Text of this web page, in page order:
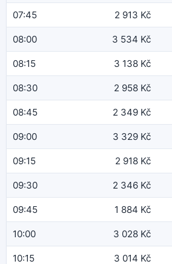
07:45 2 913 Kč
08:00 3 534 Kč
08:15 3 138 Kč
08:30 2 958 Kč
08:45 2 349 Kč
09:00 3 329 Kč
09:15 2 918 Kč
09:30 2 346 Kč
09:45 1 884 Kč
10:00 3 028 Kč
10:15 3 014 Kč